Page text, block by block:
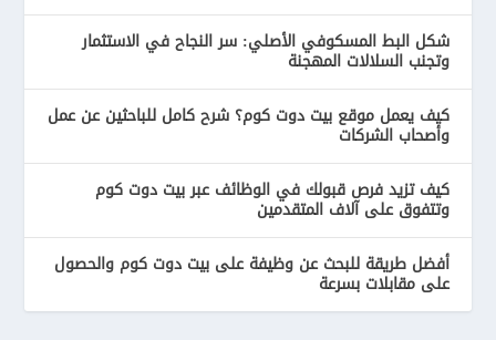
شكل البط المسكوفي الأصلي: سر النجاح في الاستثمار
وتجنب السلالات المهجنة
كيف يعمل موقع بيت دوت كوم؟ شرح كامل للباحثين عن عمل
وأصحاب الشركات
كيف تزيد فرص قبولك في الوظائف عبر بيت دوت كوم
وتتفوق على آلاف المتقدمين
أفضل طريقة للبحث عن وظيفة على بيت دوت كوم والحصول
على مقابلات بسرعة